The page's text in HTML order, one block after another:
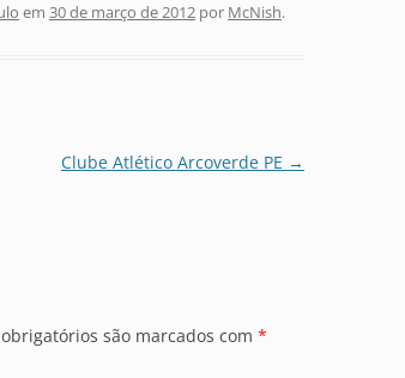
em 30 de março de 2012 por McNish.
Clube Atlético Arcoverde PE →
são marcados com *